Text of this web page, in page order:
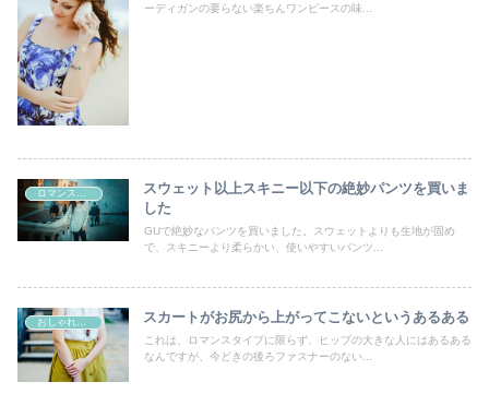
ーディガンの要らない楽ちんワンピースの味...
ロマンスタイプ
スウェット以上スキニー以下の絶妙パンツを買いま
した
GUで絶妙なパンツを買いました。スウェットよりも生地が固め
で、スキニーより柔らかい、使いやすいパンツ...
おしゃれの好きなすべての女性たちへ スカートがお尻から上がってこないというあるある
これは、ロマンスタイプに限らず、ヒップの大きな人にはあるある
なんですが、今どきの後ろファスナーのない...